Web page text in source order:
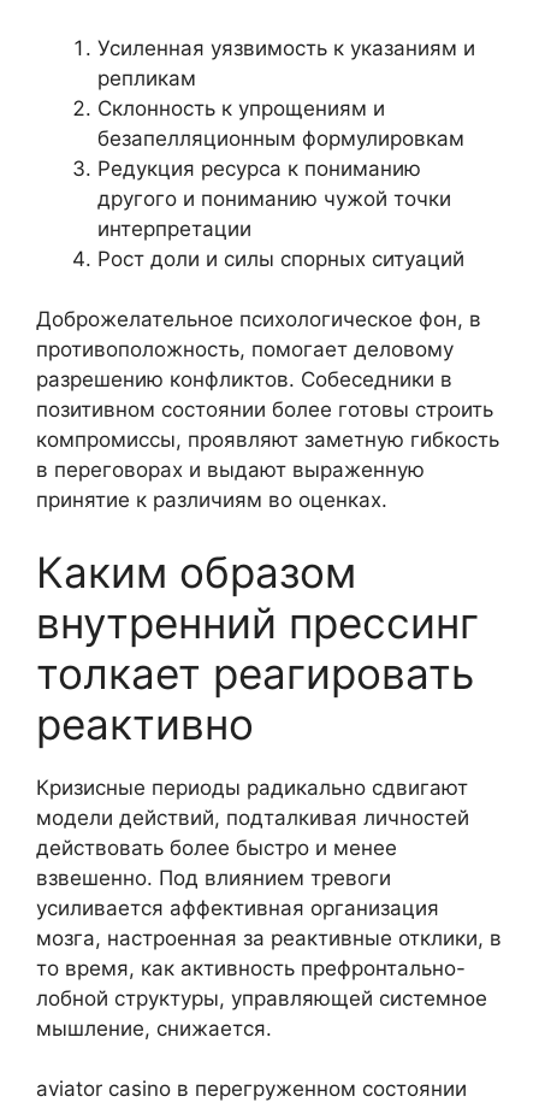
Усиленная уязвимость к указаниям и
репликам
Склонность к упрощениям и
безапелляционным формулировкам
Редукция ресурса к пониманию
другого и пониманию чужой точки
интерпретации
Рост доли и силы спорных ситуаций
Доброжелательное психологическое фон, в
противоположность, помогает деловому
разрешению конфликтов. Собеседники в
позитивном состоянии более готовы строить
компромиссы, проявляют заметную гибкость
в переговорах и выдают выраженную
принятие к различиям во оценках.
Каким образом
внутренний прессинг
толкает реагировать
реактивно
Кризисные периоды радикально сдвигают
модели действий, подталкивая личностей
действовать более быстро и менее
взвешенно. Под влиянием тревоги
усиливается аффективная организация
мозга, настроенная за реактивные отклики, в
то время, как активность префронтально-
лобной структуры, управляющей системное
мышление, снижается.
aviator casino в перегруженном состоянии